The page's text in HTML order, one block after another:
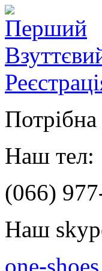
Наш тел:
(066)
Наш